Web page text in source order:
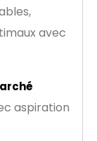
avec
aspiration